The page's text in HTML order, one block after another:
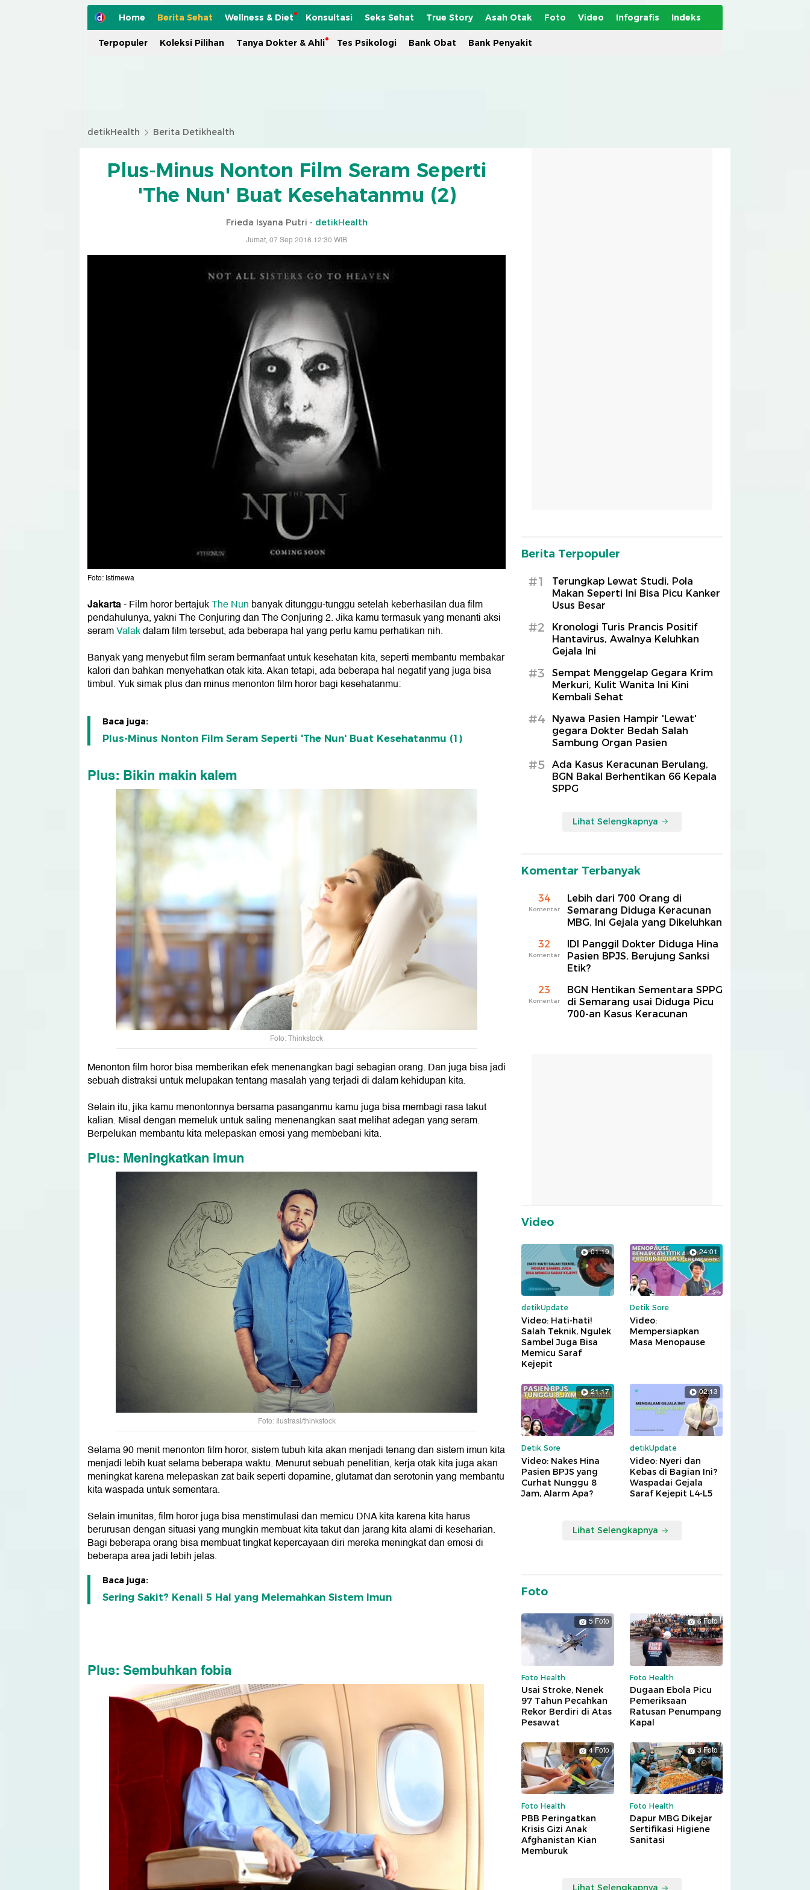
Home Berita Sehat Wellness & Diet Konsultasi Seks Sehat True Story Asah Otak Foto Video Infografis Indeks
Terpopuler Koleksi Pilihan Tanya Dokter & Ahli Tes Psikologi Bank Obat Bank Penyakit
detikHealth Berita Detikhealth
Plus-Minus Nonton Film Seram Seperti
'The Nun' Buat Kesehatanmu (2)
Frieda Isyana Putri - detikHealth
Jumat, 07 Sep 2018 12:30 WIB
Foto: Istimewa
Jakarta- Film horor bertajukThe Nun banyak ditunggu-tunggu setelah keberhasilan dua film
pendahulunya, yakni The Conjuring dan The Conjuring 2. Jika kamu termasuk yang menanti aksi
seramValakdalam film tersebut, ada beberapa hal yang perlu kamu perhatikan nih.
Banyak yang menyebut film seram bermanfaat untuk kesehatan kita, seperti membantu membakar
kalori dan bahkan menyehatkan otak kita. Akan tetapi, ada beberapa hal negatif yang juga bisa
timbul. Yuk simak plus dan minus menonton film horor bagi kesehatanmu:
Baca juga:
Plus-Minus Nonton Film Seram Seperti 'The Nun' Buat Kesehatanmu (1)
Plus: Bikin makin kalem
Foto: Thinkstock
Menonton film horor bisa memberikan efek menenangkan bagi sebagian orang. Dan juga bisa jadi
sebuah distraksi untuk melupakan tentang masalah yang terjadi di dalam kehidupan kita.
Selain itu, jika kamu menontonnya bersama pasanganmu kamu juga bisa membagi rasa takut
kalian. Misal dengan memeluk untuk saling menenangkan saat melihat adegan yang seram.
Berpelukan membantu kita melepaskan emosi yang membebani kita.
Plus: Meningkatkan imun
Foto: Ilustrasi/thinkstock
Selama 90 menit menonton film horor, sistem tubuh kita akan menjadi tenang dan sistem imun kita
menjadi lebih kuat selama beberapa waktu. Menurut sebuah penelitian, kerja otak kita juga akan
meningkat karena melepaskan zat baik seperti dopamine, glutamat dan serotonin yang membantu
kita waspada untuk sementara.
Selain imunitas, film horor juga bisa menstimulasi dan memicu DNA kita karena kita harus
berurusan dengan situasi yang mungkin membuat kita takut dan jarang kita alami di keseharian.
Bagi beberapa orang bisa membuat tingkat kepercayaan diri mereka meningkat dan emosi di
beberapa area jadi lebih jelas.
Baca juga:
Sering Sakit? Kenali 5 Hal yang Melemahkan Sistem Imun
Plus: Sembuhkan fobia
Berita Terpopuler
#1
Terungkap Lewat Studi, Pola
Makan Seperti Ini Bisa Picu Kanker
Usus Besar
#2
Kronologi Turis Prancis Positif
Hantavirus, Awalnya Keluhkan
Gejala Ini
#3
Sempat Menggelap Gegara Krim
Merkuri, Kulit Wanita Ini Kini
Kembali Sehat
#4
Nyawa Pasien Hampir 'Lewat'
gegara Dokter Bedah Salah
Sambung Organ Pasien
#5
Ada Kasus Keracunan Berulang,
BGN Bakal Berhentikan 66 Kepala
SPPG
Lihat Selengkapnya
Komentar Terbanyak
34
Komentar
Lebih dari 700 Orang di
Semarang Diduga Keracunan
MBG, Ini Gejala yang Dikeluhkan
32
Komentar
IDI Panggil Dokter Diduga Hina
Pasien BPJS, Berujung Sanksi
Etik?
23
Komentar
BGN Hentikan Sementara SPPG
di Semarang usai Diduga Picu
700-an Kasus Keracunan
Video
01:19
detikUpdate
Video: Hati-hati!
Salah Teknik, Ngulek
Sambel Juga Bisa
Memicu Saraf
Kejepit
24:01
Detik Sore
Video:
Mempersiapkan
Masa Menopause
21:17
Detik Sore
Video: Nakes Hina
Pasien BPJS yang
Curhat Nunggu 8
Jam, Alarm Apa?
02:13
detikUpdate
Video: Nyeri dan
Kebas di Bagian Ini?
Waspadai Gejala
Saraf Kejepit L4-L5
Lihat Selengkapnya
Foto
5 Foto
Foto Health
Usai Stroke, Nenek
97 Tahun Pecahkan
Rekor Berdiri di Atas
Pesawat
6 Foto
Foto Health
Dugaan Ebola Picu
Pemeriksaan
Ratusan Penumpang
Kapal
4 Foto
Foto Health
PBB Peringatkan
Krisis Gizi Anak
Afghanistan Kian
Memburuk
3 Foto
Foto Health
Dapur MBG Dikejar
Sertifikasi Higiene
Sanitasi
Lihat Selengkapnya